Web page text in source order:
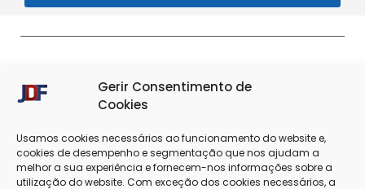
Gerir Consentimento de
Cookies
Usamos cookies necessários ao funcionamento do website e,
cookies de desempenho e segmentação que nos ajudam a
melhor a sua experiência e fornecem-nos informações sobre a
utilização do website. Com exceção dos cookies necessários, a
Termos & Condições Política de Privacidade